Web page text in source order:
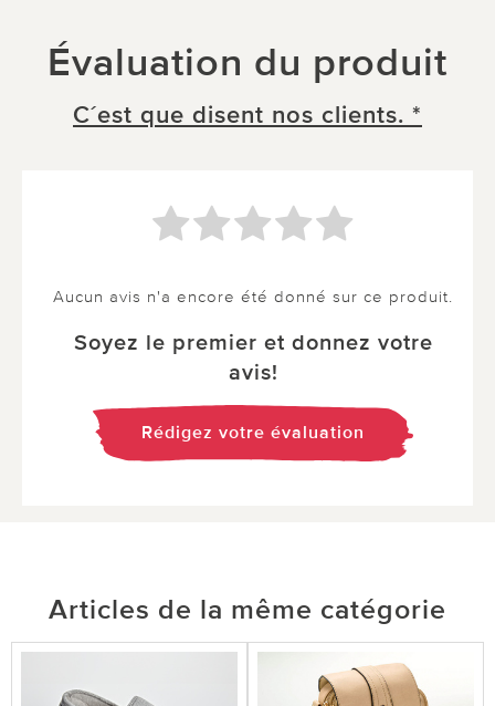
Évaluation du produit
C´est que disent nos clients. *
Aucun avis n'a encore été donné sur ce produit.
Soyez le premier et donnez votre
avis!
Rédigez votre évaluation
Articles de la même catégorie